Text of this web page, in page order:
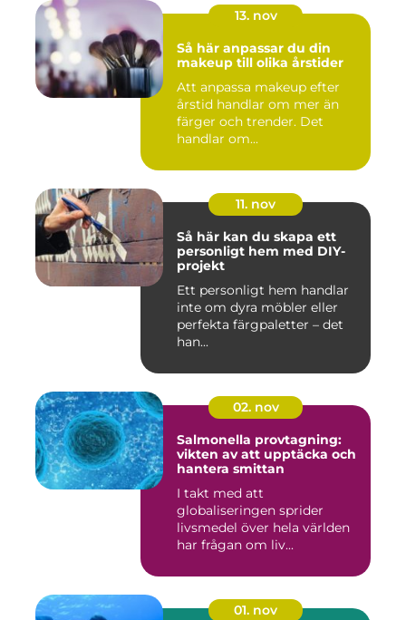
13. nov
Så här anpassar du din
makeup till olika årstider
Att anpassa makeup efter
årstid handlar om mer än
färger och trender. Det
handlar om...
11. nov
Så här kan du skapa ett
personligt hem med DIY-
projekt
Ett personligt hem handlar
inte om dyra möbler eller
perfekta färgpaletter – det
han...
02. nov
Salmonella provtagning:
vikten av att upptäcka och
hantera smittan
I takt med att
globaliseringen sprider
livsmedel över hela världen
har frågan om liv...
01. nov